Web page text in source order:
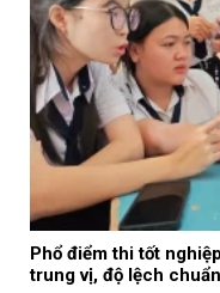
Phổ điểm thi tốt
trung vị, độ lệch